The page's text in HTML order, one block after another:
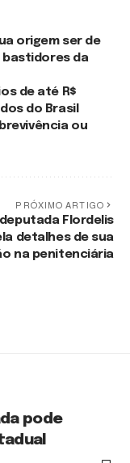
origem ser de
da
de até R$
do Brasil
ou
PRÓXIMO ARTIGO
deputada Flordelis
detalhes de sua
na penitenciária
pode